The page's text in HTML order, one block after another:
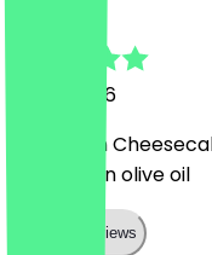
12. Juli 2026
wir hatten
extra virgin olive oil
Show all reviews